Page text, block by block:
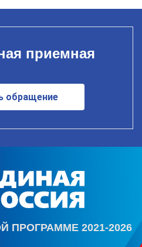
приемная
обращение
ПРОГРАММЕ 2021-2026